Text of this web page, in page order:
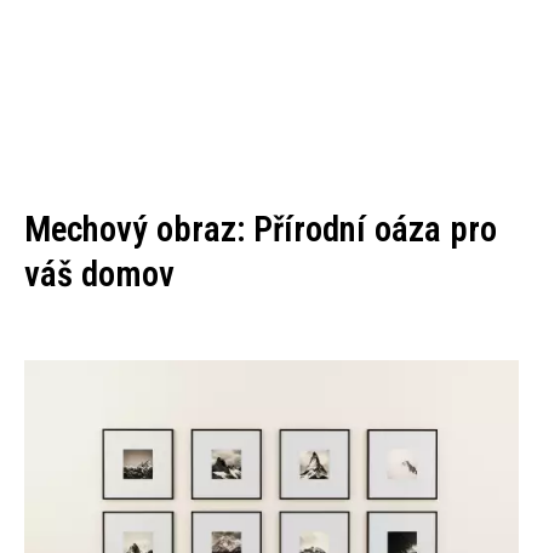
Mechový obraz: Přírodní oáza pro
váš domov